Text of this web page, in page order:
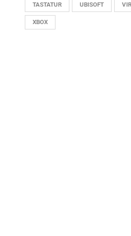
TASTATUR UBISOFT
XBOX